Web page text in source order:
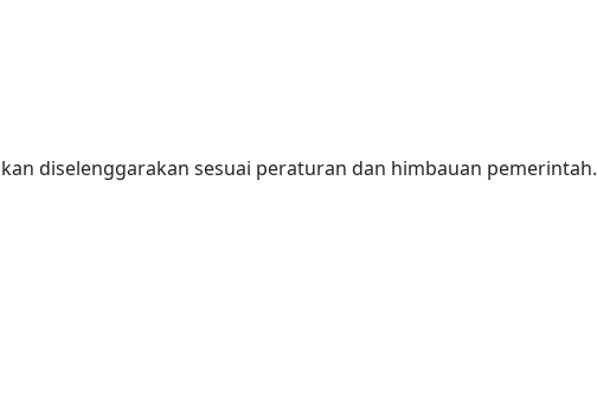
diselenggarakan sesuai peraturan dan himbauan pemerintah.